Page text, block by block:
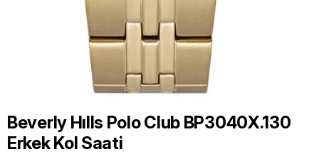
Beverly Hılls Polo Club BP3040X.130
Erkek Kol Saati